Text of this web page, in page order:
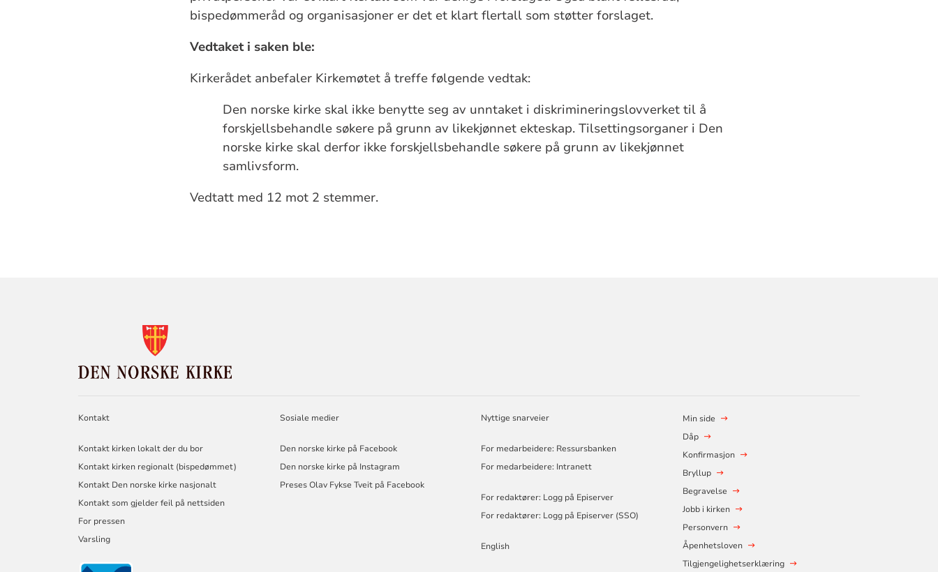
bispedømmeråd og organisasjoner er det et klart flertall som støtter forslaget.
Vedtaket i saken ble:
Kirkerådet anbefaler Kirkemøtet å treffe følgende vedtak:
Den norske kirke skal ikke benytte seg av unntaket i diskrimineringslovverket til å
forskjellsbehandle søkere på grunn av likekjønnet ekteskap. Tilsettingsorganer i Den
norske kirke skal derfor ikke forskjellsbehandle søkere på grunn av likekjønnet
samlivsform.
Vedtatt med 12 mot 2 stemmer.
NORSKE
KIRKE
Kontakt
Kontakt kirken lokalt der du bor
Kontakt kirken regionalt (bispedømmet)
Kontakt Den norske kirke nasjonalt
Kontakt som gjelder feil på nettsiden
For pressen
Varsling
Sosiale medier
Den norske kirke på Facebook
Den norske kirke på Instagram
Preses Olav Fykse Tveit på Facebook
Nyttige snarveier
For medarbeidere: Ressursbanken
For medarbeidere: Intranett
For redaktører: Logg på Episerver
For redaktører: Logg på Episerver (SSO)
English
Min side
Dåp
Konfirmasjon
Bryllup
Begravelse
Jobb i kirken
Personvern
Åpenhetsloven
Tilgjengelighetserklæring